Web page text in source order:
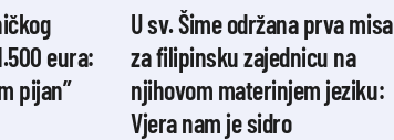
eura:
pijan”
U sv. Šime održana prva misa
za filipinsku zajednicu na
njihovom materinjem jeziku:
Vjera nam je sidro